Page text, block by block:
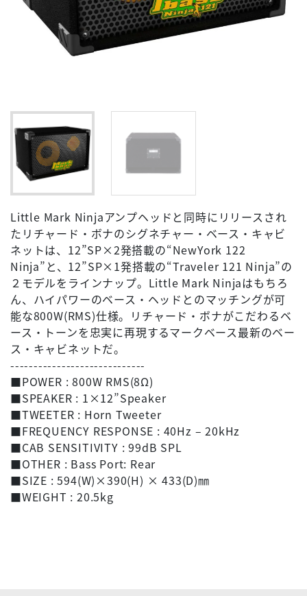
Little Mark Ninjaアンプヘッドと同時にリリースされ
たリチャード・ボナのシグネチャー・ベース・キャビ
ネットは、12”SP×2発搭載の“NewYork 122
Ninja”と、12”SP×1発搭載の“Traveler 121 Ninja”の
２モデルをラインナップ。Little Mark Ninjaはもちろ
ん、ハイパワーのベース・ヘッドとのマッチングが可
能な800W(RMS)仕様。リチャード・ボナがこだわるベ
ース・トーンを忠実に再現するマークベース最新のベー
ス・キャビネットだ。
-----------------------------
■POWER : 800W RMS(8Ω)
■SPEAKER : 1×12”Speaker
■TWEETER : Horn Tweeter
■FREQUENCY RESPONSE : 40Hz – 20kHz
■CAB SENSITIVITY : 99dB SPL
■OTHER : Bass Port: Rear
■SIZE : 594(W)×390(H) × 433(D)㎜
■WEIGHT : 20.5kg